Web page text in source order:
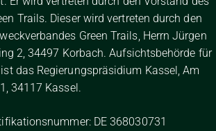
Trails. Dieser wird vertreten durch den
Green Trails, Herrn Jürgen
2, 34497 Korbach. Aufsichtsbehörde für
das Regierungspräsidium Kassel, Am
34117 Kassel.
DE 368030731